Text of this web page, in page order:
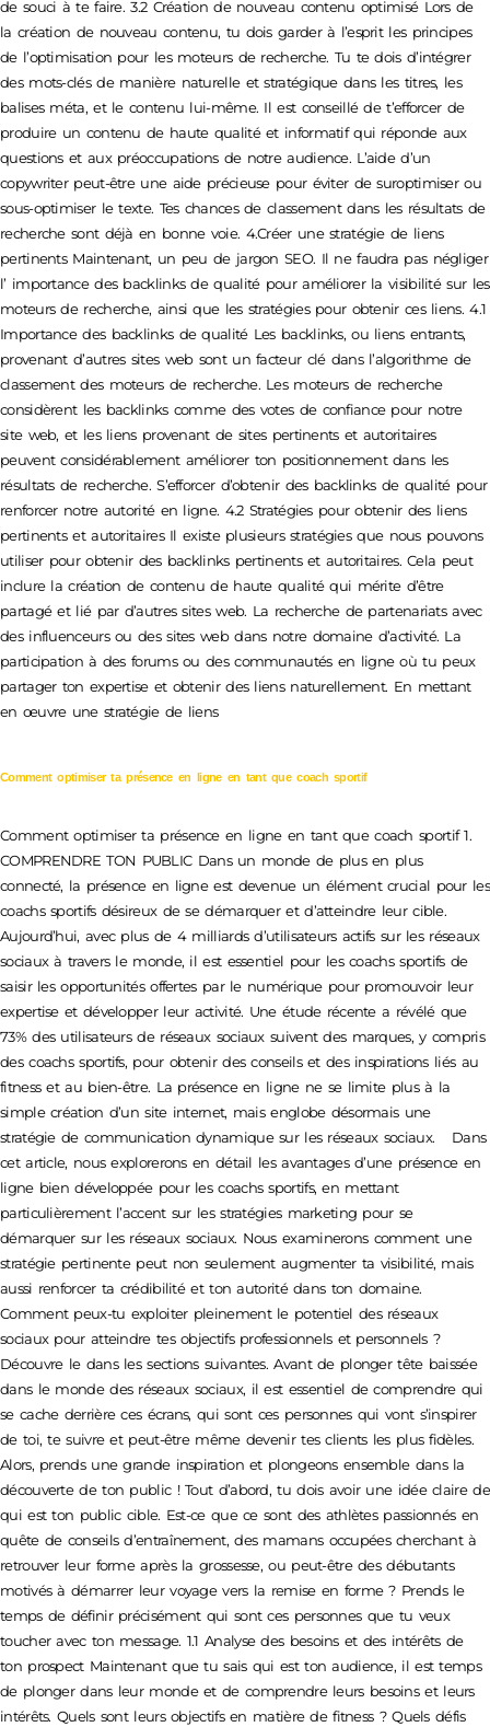
de souci à te faire. 3.2 Création de nouveau contenu optimisé Lors de
la création de nouveau contenu, tu dois garder à l’esprit les principes
de l’optimisation pour les moteurs de recherche. Tu te dois d’intégrer
des mots-clés de manière naturelle et stratégique dans les titres, les
balises méta, et le contenu lui-même. Il est conseillé de t’efforcer de
produire un contenu de haute qualité et informatif qui réponde aux
questions et aux préoccupations de notre audience. L’aide d’un
copywriter peut-être une aide précieuse pour éviter de suroptimiser ou
sous-optimiser le texte. Tes chances de classement dans les résultats de
recherche sont déjà en bonne voie. 4.Créer une stratégie de liens
pertinents Maintenant, un peu de jargon SEO. Il ne faudra pas négliger
l’ importance des backlinks de qualité pour améliorer la visibilité sur les
moteurs de recherche, ainsi que les stratégies pour obtenir ces liens. 4.1
Importance des backlinks de qualité Les backlinks, ou liens entrants,
provenant d’autres sites web sont un facteur clé dans l’algorithme de
classement des moteurs de recherche. Les moteurs de recherche
considèrent les backlinks comme des votes de confiance pour notre
site web, et les liens provenant de sites pertinents et autoritaires
peuvent considérablement améliorer ton positionnement dans les
résultats de recherche. S’efforcer d’obtenir des backlinks de qualité pour
renforcer notre autorité en ligne. 4.2 Stratégies pour obtenir des liens
pertinents et autoritaires Il existe plusieurs stratégies que nous pouvons
utiliser pour obtenir des backlinks pertinents et autoritaires. Cela peut
inclure la création de contenu de haute qualité qui mérite d’être
partagé et lié par d’autres sites web. La recherche de partenariats avec
des influenceurs ou des sites web dans notre domaine d’activité. La
participation à des forums ou des communautés en ligne où tu peux
partager ton expertise et obtenir des liens naturellement. En mettant
en œuvre une stratégie de liens
Comment optimiser ta présence en ligne en tant que coach sportif
Comment optimiser ta présence en ligne en tant que coach sportif 1.
COMPRENDRE TON PUBLIC Dans un monde de plus en plus
connecté, la présence en ligne est devenue un élément crucial pour les
coachs sportifs désireux de se démarquer et d’atteindre leur cible.
Aujourd’hui, avec plus de 4 milliards d’utilisateurs actifs sur les réseaux
sociaux à travers le monde, il est essentiel pour les coachs sportifs de
saisir les opportunités offertes par le numérique pour promouvoir leur
expertise et développer leur activité. Une étude récente a révélé que
73% des utilisateurs de réseaux sociaux suivent des marques, y compris
des coachs sportifs, pour obtenir des conseils et des inspirations liés au
fitness et au bien-être. La présence en ligne ne se limite plus à la
simple création d’un site internet, mais englobe désormais une
stratégie de communication dynamique sur les réseaux sociaux. Dans
cet article, nous explorerons en détail les avantages d’une présence en
ligne bien développée pour les coachs sportifs, en mettant
particulièrement l’accent sur les stratégies marketing pour se
démarquer sur les réseaux sociaux. Nous examinerons comment une
stratégie pertinente peut non seulement augmenter ta visibilité, mais
aussi renforcer ta crédibilité et ton autorité dans ton domaine.
Comment peux-tu exploiter pleinement le potentiel des réseaux
sociaux pour atteindre tes objectifs professionnels et personnels ?
Découvre le dans les sections suivantes. Avant de plonger tête baissée
dans le monde des réseaux sociaux, il est essentiel de comprendre qui
se cache derrière ces écrans, qui sont ces personnes qui vont s’inspirer
de toi, te suivre et peut-être même devenir tes clients les plus fidèles.
Alors, prends une grande inspiration et plongeons ensemble dans la
découverte de ton public ! Tout d’abord, tu dois avoir une idée claire de
qui est ton public cible. Est-ce que ce sont des athlètes passionnés en
quête de conseils d’entraînement, des mamans occupées cherchant à
retrouver leur forme après la grossesse, ou peut-être des débutants
motivés à démarrer leur voyage vers la remise en forme ? Prends le
temps de définir précisément qui sont ces personnes que tu veux
toucher avec ton message. 1.1 Analyse des besoins et des intérêts de
ton prospect Maintenant que tu sais qui est ton audience, il est temps
de plonger dans leur monde et de comprendre leurs besoins et leurs
intérêts. Quels sont leurs objectifs en matière de fitness ? Quels défis